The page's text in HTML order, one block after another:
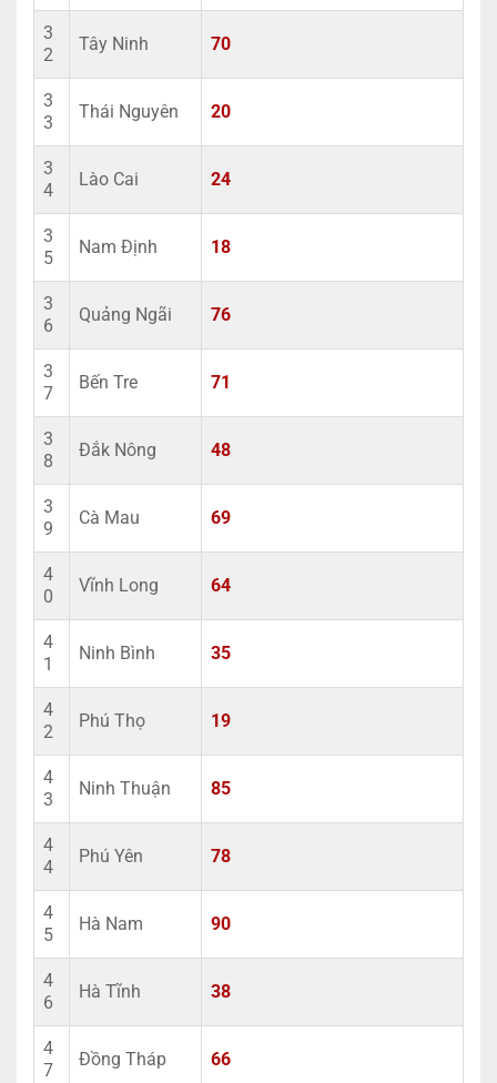
3
2
Tây Ninh 70
3
3
Thái Nguyên 20
3
4
Lào Cai 24
3
5
Nam Định 18
3
6
Quảng Ngãi 76
3
7
Bến Tre 71
3
8
Đắk Nông 48
3
9
Cà Mau 69
4
0
Vĩnh Long 64
4
1
Ninh Bình 35
4
2
Phú Thọ 19
4
3
Ninh Thuận 85
4
4
Phú Yên 78
4
5
Hà Nam 90
4
6
Hà Tĩnh 38
4
7
Đồng Tháp 66